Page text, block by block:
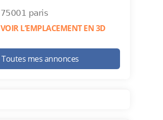
75001 paris
VOIR L’EMPLACEMENT EN 3D
Toutes mes annonces